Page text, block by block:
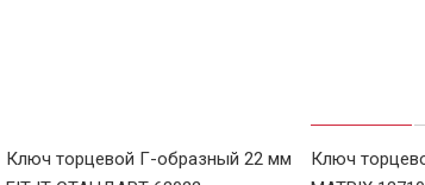
Ключ торцевой Г-образный 22 мм
Ключ